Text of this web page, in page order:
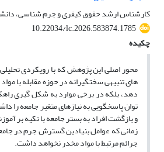
کارشناس ارشد حقوق کیفری و جرم شناسی،
10.22034/lc.2026.583874.1785
چکیده
محور اصلی این پژوهش که با رویکردی
های تنبیهی سختگیرانه در حوزه مقابله با
دهد، بلکه در برخی موارد به شکل گیری
توان پاسخگویی به نیازهای متغیر جامعه را
و بازگشت افراد به بستر جامعه با تکیه
زمانی که عوامل بنیادین گسترش جرم در
جرائم مرتبط با مواد مخدر نخواهد داشت.